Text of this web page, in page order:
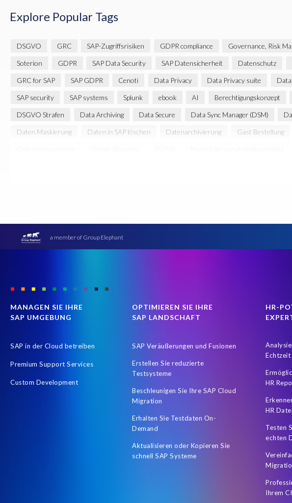
Explore Popular Tags
DSGVO GRC SAP-Zugriffsrisiken GDPR compliance Governance, Risk
Soterion GDPR SAP Data Security SAP Datensicherheit Datenschutz
GRC for SAP SAP GDPR Cenoti Data Privacy Data Privacy suite
SAP security SAP systems Splunk ebook AI Berechtigungskonzept
DSGVO Strafen Data Archiving Data Secure Data Sync Manager (DSM)
Daten Maskierung Daten in SAP löschen Datenarchivierung Gast Bestellung
a member of Group Elephant
MANAGEN SIE IHRE
SAP UMGEBUNG
SAP in der Cloud betreiben
Premium Support Services
Custom Development
OPTIMIEREN SIE IHRE
SAP LANDSCHAFT
SAP Veräußerungen und Fusionen
Erstellen Sie reduzierte
Testsysteme
Beschleunigen Sie Ihre SAP Cloud
Migration
Erhalten Sie Testdaten On-
Demand
Aktualisieren oder Kopieren Sie
schnell SAP Systeme
HR-
Echtzeit
HR
HR
Testen
echten
Ihrem CI